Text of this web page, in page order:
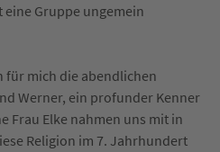
eine Gruppe ungemein
für mich die abendlichen
Werner, ein profunder Kenner
Frau Elke nahmen uns mit in
Religion im 7. Jahrhundert